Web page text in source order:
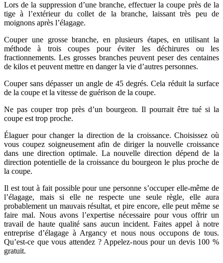
Lors de la suppression d’une branche, effectuer la coupe près de la
tige à l’extérieur du collet de la branche, laissant très peu de
moignons après l’élagage.
Couper une grosse branche, en plusieurs étapes, en utilisant la
méthode à trois coupes pour éviter les déchirures ou les
fractionnements. Les grosses branches peuvent peser des centaines
de kilos et peuvent mettre en danger la vie d’autres personnes.
Couper sans dépasser un angle de 45 degrés. Cela réduit la surface
de la coupe et la vitesse de guérison de la coupe.
Ne pas couper trop près d’un bourgeon. Il pourrait être tué si la
coupe est trop proche.
Élaguer pour changer la direction de la croissance. Choisissez où
vous coupez soigneusement afin de diriger la nouvelle croissance
dans une direction optimale. La nouvelle direction dépend de la
direction potentielle de la croissance du bourgeon le plus proche de
la coupe.
Il est tout à fait possible pour une personne s’occuper elle-même de
l’élagage, mais si elle ne respecte une seule règle, elle aura
probablement un mauvais résultat, et pire encore, elle peut même se
faire mal. Nous avons l’expertise nécessaire pour vous offrir un
travail de haute qualité sans aucun incident. Faites appel à notre
entreprise d’élagage à Argancy et nous nous occupons de tous.
Qu’est-ce que vous attendez ? Appelez-nous pour un devis 100 %
gratuit.